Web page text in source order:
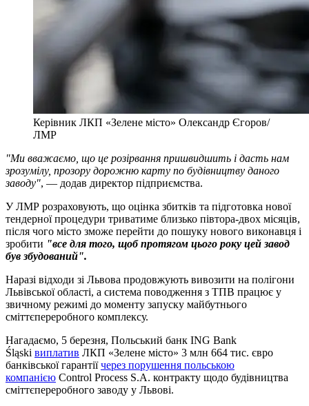
Керівник ЛКП «Зелене місто» Олександр Єгоров/
ЛМР
"Ми вважаємо, що це розірвання пришвидшить і дасть нам
зрозумілу, прозору дорожню карту по будівництву даного
заводу", — додав директор підприємства.
У ЛМР розраховують, що оцінка збитків та підготовка нової
тендерної процедури триватиме близько півтора-двох місяців,
після чого місто зможе перейти до пошуку нового виконавця і
зробити "все для того, щоб протягом цього року цей завод
був збудований".
Наразі відходи зі Львова продовжують вивозити на полігони
Львівської області, а система поводження з ТПВ працює у
звичному режимі до моменту запуску майбутнього
сміттєпереробного комплексу.
Нагадаємо, 5 березня, Польський банк ING Bank
Śląski виплатив ЛКП «Зелене місто» 3 млн 664 тис. євро
банківської гарантіїчерез порушення польською
компанією Control Process S.A. контракту щодо будівництва
сміттєпереробного заводу у Львові.